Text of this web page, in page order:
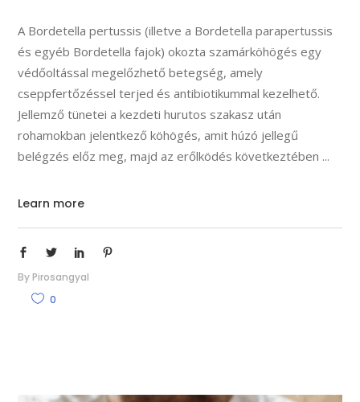
A Bordetella pertussis (illetve a Bordetella parapertussis
és egyéb Bordetella fajok) okozta szamárköhögés egy
védőoltással megelőzhető betegség, amely
cseppfertőzéssel terjed és antibiotikummal kezelhető.
Jellemző tünetei a kezdeti hurutos szakasz után
rohamokban jelentkező köhögés, amit húzó jellegű
belégzés előz meg, majd az erőlködés következtében
Learn more
By Pirosangyal
0